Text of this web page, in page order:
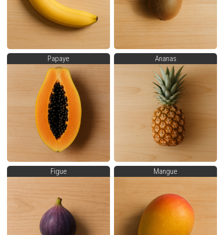
Papaye Ananas
Figue Mangue